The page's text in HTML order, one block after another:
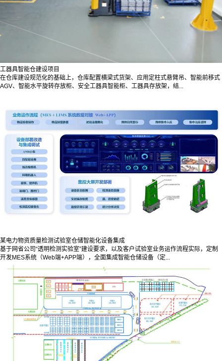
工器具智能仓建设项目
在仓库建设规范化的基础上，仓库配置横梁式货架、应用定柱式悬臂吊、智能前移式
AGV、智能水平旋转存放柜、安全工器具智能柜、工器具存放架，结...
某电力物资质量检测试验室仓储智能化设备集成
基于网省公司“透明检测实验室”建设要求，以及客户试验室业务运作流程实际，定制
开发MES系统（Web端+APP端），全面集成智能仓储设备（定...